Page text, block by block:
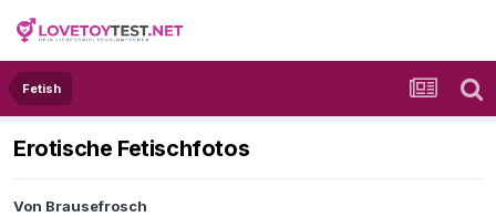
Fetish
Erotische Fetischfotos
Von Brausefrosch